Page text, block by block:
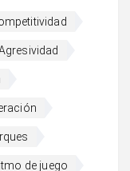
de juego